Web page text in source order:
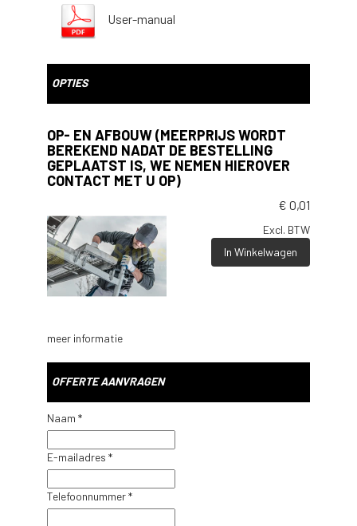
User-manual
OPTIES
OP- EN AFBOUW (MEERPRIJS WORDT
BEREKEND NADAT DE BESTELLING
GEPLAATST IS, WE NEMEN HIEROVER
CONTACT MET U OP)
€ 0,01
Excl. BTW
In Winkelwagen
meer informatie
OFFERTE AANVRAGEN
Naam *
E-mailadres *
Telefoonnummer *